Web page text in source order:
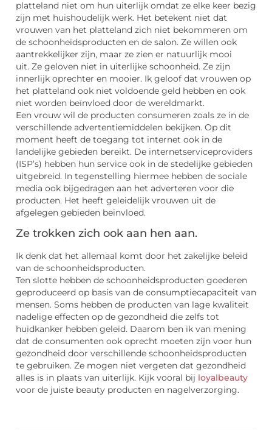
platteland niet om hun uiterlijk omdat ze elke keer bezig
zijn met huishoudelijk werk. Het betekent niet dat
vrouwen van het platteland zich niet bekommeren om
de schoonheidsproducten en de salon. Ze willen ook
aantrekkelijker zijn, maar ze zien er natuurlijk mooi
uit. Ze geloven niet in uiterlijke schoonheid. Ze zijn
innerlijk oprechter en mooier. Ik geloof dat vrouwen op
het platteland ook niet voldoende geld hebben en ook
niet worden beïnvloed door de wereldmarkt.
Een vrouw wil de producten consumeren zoals ze in de
verschillende advertentiemiddelen bekijken. Op dit
moment heeft de toegang tot internet ook in de
landelijke gebieden bereikt. De internetserviceproviders
(ISP’s) hebben hun service ook in de stedelijke gebieden
uitgebreid. In tegenstelling hiermee hebben de sociale
media ook bijgedragen aan het adverteren voor die
producten. Het heeft geleidelijk vrouwen uit de
afgelegen gebieden beïnvloed.
Ze trokken zich ook aan hen aan.
Ik denk dat het allemaal komt door het zakelijke beleid
van de schoonheidsproducten.
Ten slotte hebben de schoonheidsproducten goederen
geproduceerd op basis van de consumptiecapaciteit van
mensen. Soms hebben de producten van lage kwaliteit
nadelige effecten op de gezondheid die zelfs tot
huidkanker hebben geleid. Daarom ben ik van mening
dat de consumenten ook oprecht moeten zijn voor hun
gezondheid door verschillende schoonheidsproducten
te gebruiken. Ze mogen niet vergeten dat gezondheid
alles is in plaats van uiterlijk. Kijk vooral bij loyalbeauty
voor de juiste beauty producten en nagelverzorging.